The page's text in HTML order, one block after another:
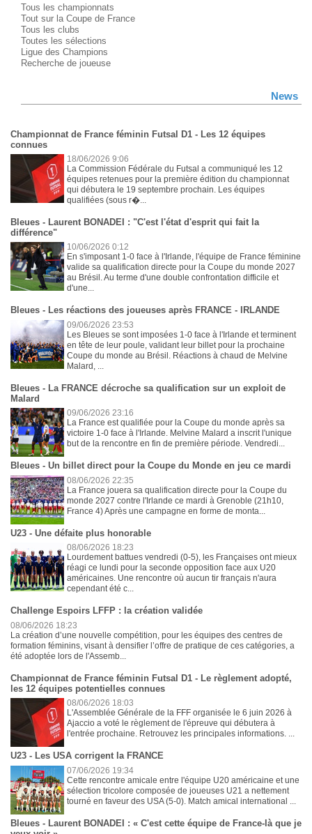
Tous les championnats
Tout sur la Coupe de France
Tous les clubs
Toutes les sélections
Ligue des Champions
Recherche de joueuse
News
Championnat de France féminin Futsal D1 - Les 12 équipes
connues
18/06/2026 9:06
La Commission Fédérale du Futsal a communiqué les 12
équipes retenues pour la première édition du championnat
qui débutera le 19 septembre prochain. Les équipes
qualifiées (sous r�...
Bleues - Laurent BONADEI : "C'est l'état d'esprit qui fait la
différence"
10/06/2026 0:12
En s'imposant 1-0 face à l'Irlande, l'équipe de France féminine
valide sa qualification directe pour la Coupe du monde 2027
au Brésil. Au terme d'une double confrontation difficile et
d'une...
Bleues - Les réactions des joueuses après FRANCE - IRLANDE
09/06/2026 23:53
Les Bleues se sont imposées 1-0 face à l'Irlande et terminent
en tête de leur poule, validant leur billet pour la prochaine
Coupe du monde au Brésil. Réactions à chaud de Melvine
Malard, ...
Bleues - La FRANCE décroche sa qualification sur un exploit de
Malard
09/06/2026 23:16
La France est qualifiée pour la Coupe du monde après sa
victoire 1-0 face à l'Irlande. Melvine Malard a inscrit l'unique
but de la rencontre en fin de première période. Vendredi...
Bleues - Un billet direct pour la Coupe du Monde en jeu ce mardi
08/06/2026 22:35
La France jouera sa qualification directe pour la Coupe du
monde 2027 contre l'Irlande ce mardi à Grenoble (21h10,
France 4) Après une campagne en forme de monta...
U23 - Une défaite plus honorable
08/06/2026 18:23
Lourdement battues vendredi (0-5), les Françaises ont mieux
réagi ce lundi pour la seconde opposition face aux U20
américaines. Une rencontre où aucun tir français n'aura
cependant été c...
Challenge Espoirs LFFP : la création validée
08/06/2026 18:23
La création d’une nouvelle compétition, pour les équipes des centres de
formation féminins, visant à densifier l’offre de pratique de ces catégories, a
été adoptée lors de l'Assemb...
Championnat de France féminin Futsal D1 - Le règlement adopté,
les 12 équipes potentielles connues
08/06/2026 18:03
L'Assemblée Générale de la FFF organisée le 6 juin 2026 à
Ajaccio a voté le règlement de l'épreuve qui débutera à
l'entrée prochaine. Retrouvez les principales informations. ...
U23 - Les USA corrigent la FRANCE
07/06/2026 19:34
Cette rencontre amicale entre l'équipe U20 américaine et une
sélection tricolore composée de joueuses U21 a nettement
tourné en faveur des USA (5-0). Match amical international ...
Bleues - Laurent BONADEI : « C'est cette équipe de France-là que je